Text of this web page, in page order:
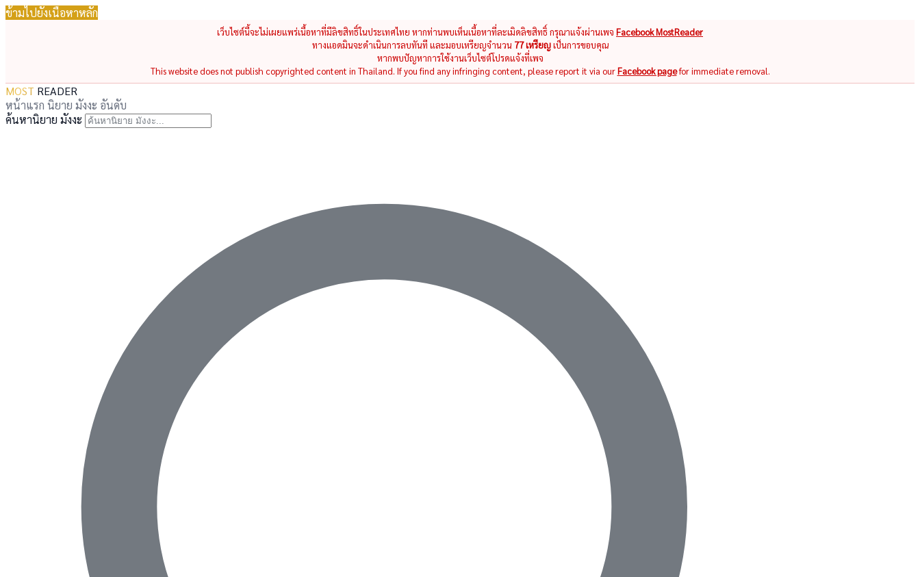
ข้ามไปยังเนื้อหาหลัก
เว็บไซต์นี้จะไม่เผยแพร่เนื้อหาที่มีลิขสิทธิ์ในประเทศไทย หากท่านพบเห็นเนื้อหาที่ละเมิดลิขสิทธิ์ กรุณาแจ้งผ่านเพจ Facebook MostReader
ทางแอดมินจะดำเนินการลบทันที และมอบเหรียญจำนวน 77 เหรียญเป็นการขอบคุณ
หากพบปัญหาการใช้งานเว็บไซต์โปรดแจ้งที่เพจ
This website does not publish copyrighted content in Thailand. If you find any infringing content, please report it via ourFacebook pagefor immediate removal.
MOST READER
หน้าแรก นิยาย มังงะ อันดับ
ค้นหานิยาย มังงะ